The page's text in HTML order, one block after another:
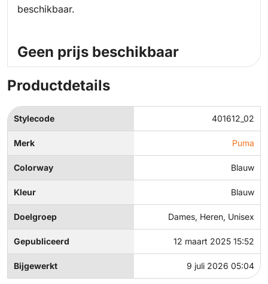
beschikbaar.
Geen prijs beschikbaar
Productdetails
Stylecode 401612_02
Merk Puma
Colorway Blauw
Kleur Blauw
Doelgroep Dames, Heren, Unisex
Gepubliceerd 12 maart 2025 15:52
Bijgewerkt 9 juli 2026 05:04